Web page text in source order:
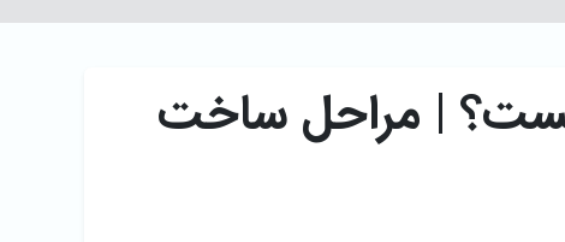
| مراحل ساخت